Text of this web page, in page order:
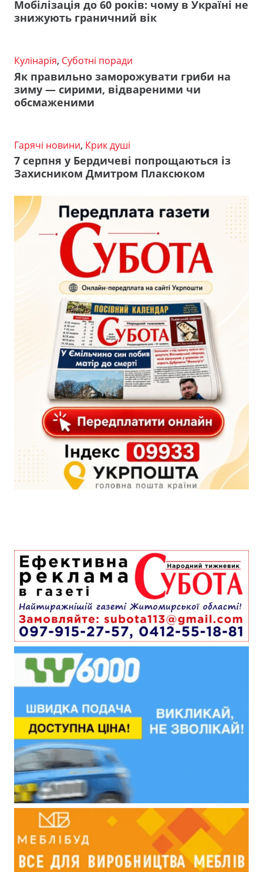
Мобілізація до 60 років: чому в Україні не
знижують граничний вік
Кулінарія, Суботні поради
Як правильно заморожувати гриби на
зиму — сирими, відвареними чи
обсмаженими
Гарячі новини, Крик душі
7 серпня у Бердичеві попрощаються із
Захисником Дмитром Плаксюком